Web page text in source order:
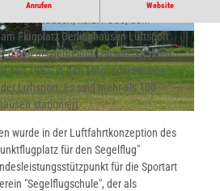
© Peter Müller, Stadt Oerlinghausen
Anrufen Website
Flugplatz Oerlinghausen Luftsport
und als gemeinnützig anerkannten
seit 1952, in den Mitgliedsvereinen
Luftsport. Es sind mehr als 100
stationiert
wurde in der Luftfahrtkonzeption des
für den Segelflug"
für die Sportart
"Segelflugschule", der als